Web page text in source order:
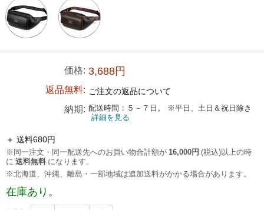
価格: 3,688円
返品無料: ご注文の返品について
納期: 配送時間：５－７日。 ※平日、土日＆祝日除き
詳細を見る
＋ 送料680円
※同一注文・同一配送先へのお買い物合計額が 16,000円 (税込)以上の時
に 送料無料 になります。
※北海道、沖縄、離島・一部地域は追加送料がかかる場合があります。
在庫あり。